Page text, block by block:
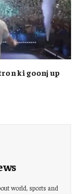
ki goonj up
world, sports and